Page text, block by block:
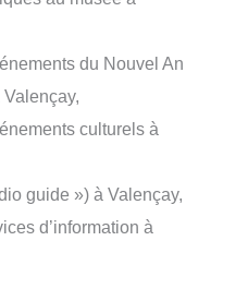
du Nouvel An
culturels à
guide ») à Valençay,
d’information à